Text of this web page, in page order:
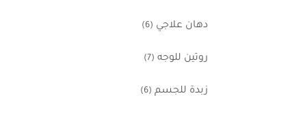
دهان علاجي (6)
روتين للوجه (7)
زبدة للجسم (6)